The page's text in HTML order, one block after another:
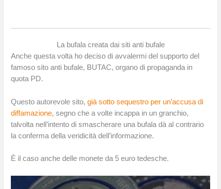
La bufala creata dai siti anti bufale
Anche questa volta ho deciso di avvalermi del supporto del
famoso sito anti bufale, BUTAC, organo di propaganda in
quota PD.
Questo autorevole sito,già sotto sequestro per un’accusa di
diffamazione, segno che a volte incappa in un granchio,
talvolta nell’intento di smascherare una bufala dà al contrario
la conferma della veridicità dell’informazione.
È il caso anche delle monete da 5 euro tedesche.